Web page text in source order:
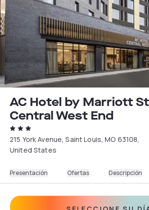
AC Hotel by Marriott
Central West End
215 York Avenue, Saint Louis, MO 63108,
United States
Presentación Ofertas Descripción